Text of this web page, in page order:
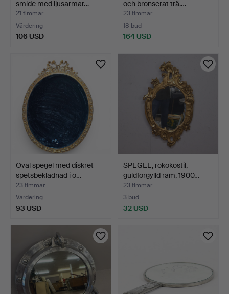
smide med ljusarmar…
21 timmar
Värdering
106 USD
och bronserat trä.…
23 timmar
18 bud
164 USD
Oval spegel med diskret
spetsbeklädnad i ö…
23 timmar
Värdering
93 USD
SPEGEL, rokokostil,
guldförgylld ram, 1900…
23 timmar
3 bud
32 USD